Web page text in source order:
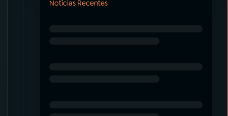
Notícias Recentes